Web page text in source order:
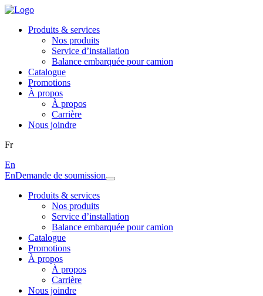
Produits & services
Nos produits
Service d’installation
Balance embarquée pour camion
Catalogue
Promotions
À propos
À propos
Carrière
Nous joindre
Fr
En
EnDemande de soumission
Produits & services
Nos produits
Service d’installation
Balance embarquée pour camion
Catalogue
Promotions
À propos
À propos
Carrière
Nous joindre